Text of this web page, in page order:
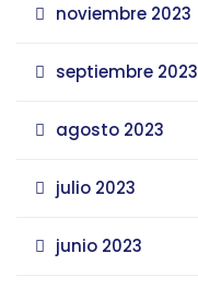
noviembre 2023
septiembre 2023
agosto 2023
julio 2023
junio 2023